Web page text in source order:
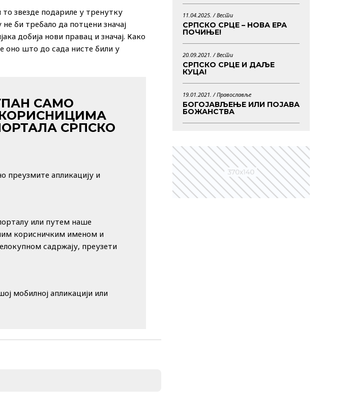
звезде подариле у тренутку
би требало да потцени значај
добија нови правац и значај. Како
оно што до сада нисте били у
САМО
СРПСКО
преузмите апликацију и
или путем наше
корисничким именом и
садржају, преузети
мобилној апликацији или
11.04.2025. /Вести
СРПСКО СРЦЕ – НОВА ЕРА
ПОЧИЊЕ!
20.09.2021. /Вести
СРПСКО СРЦЕ И ДАЉЕ
КУЦА!
19.01.2021. /Православље
БОГОЈАВЉЕЊЕ ИЛИ ПОЈАВА
БОЖАНСТВА